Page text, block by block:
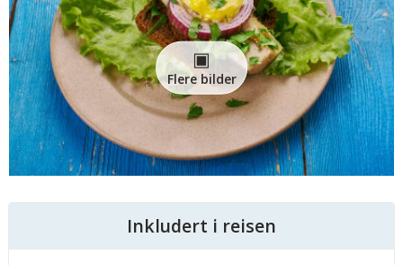
Flere bilder
Inkludert i reisen